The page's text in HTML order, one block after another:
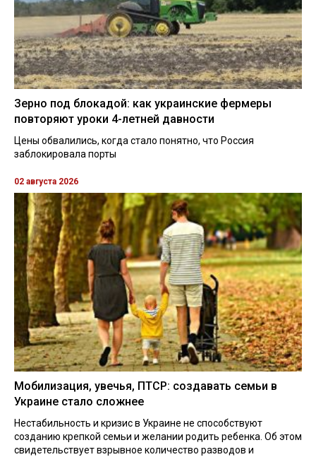
Зерно под блокадой: как украинские фермеры
повторяют уроки 4-летней давности
Цены обвалились, когда стало понятно, что Россия
заблокировала порты
02 августа 2026
Мобилизация, увечья, ПТСР: создавать семьи в
Украине стало сложнее
Нестабильность и кризис в Украине не способствуют
созданию крепкой семьи и желании родить ребенка. Об этом
свидетельствует взрывное количество разводов и